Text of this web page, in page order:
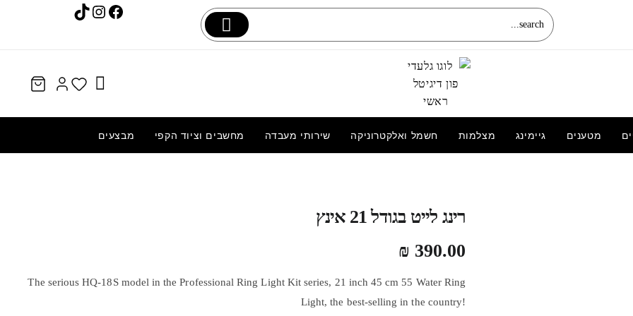
Facebook
Instagram
TikTok
מטענים גיימינג מצלמות חשמל ואלקטרוניקה שירותי מעבדה מחשבים וציוד הקפי מבצעים
רינג לייט בגודל 21 אינץ
₪ 390.00
The serious HQ-18S model in the Professional Ring Light Kit series, 21 inch 45 cm 55 Water Ring
Light, the best-selling in the country!